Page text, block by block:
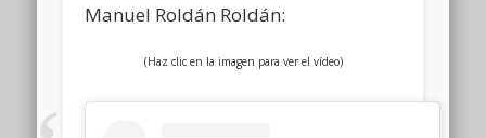
Manuel Roldán Roldán:
(Haz clic en la imagen para ver el vídeo)